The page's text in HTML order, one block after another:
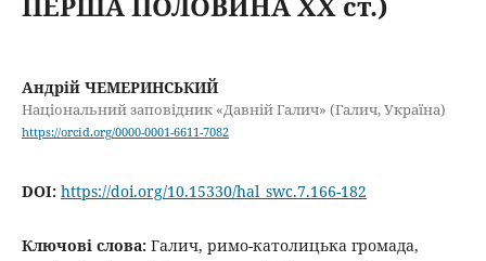
Андрій ЧЕМЕРИНСЬКИЙ
Національний заповідник «Давній Галич» (Галич, Україна)
https://orcid.org/0000-0001-6611-7082
DOI: https://doi.org/10.15330/hal_swc.7.166-182
Ключові слова: Галич, римо-католицька громада,